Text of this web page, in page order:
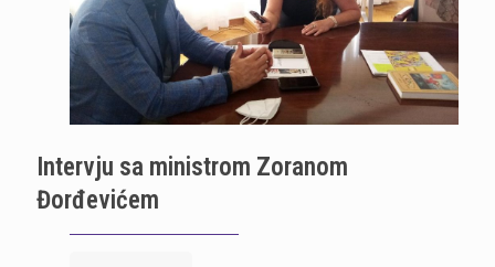
Intervju sa ministrom Zoranom
Đorđevićem